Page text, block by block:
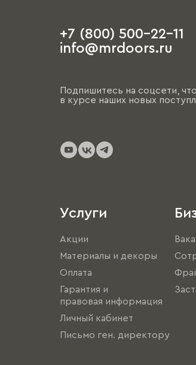
+7 (800) 500-22-11
info@mrdoors.ru
Подпишитесь на соцсети,
в курсе наших новых
Услуги
Акции
Материалы и декоры
Оплата
Гарантия и
правовая информация
Личный кабинет
Письмо ген. директору